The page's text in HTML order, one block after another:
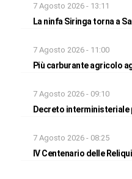
7 Agosto 2026 - 13:11
La ninfa Siringa torna a
7 Agosto 2026 - 11:00
Più carburante agricolo
7 Agosto 2026 - 09:10
Decreto interministeriale
7 Agosto 2026 - 08:25
IV Centenario delle